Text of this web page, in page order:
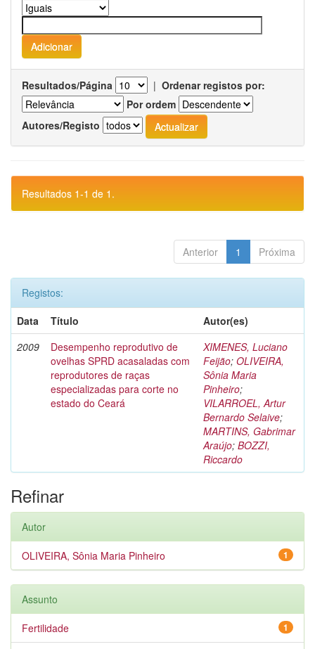
Resultados/Página | Ordenar registos por:
Por ordem
Autores/Registo
Resultados 1-1 de 1.
Anterior 1 Próxima
Registos:
Data
Título
Autor(es)
2009
Desempenho reprodutivo de
ovelhas SPRD acasaladas com
reprodutores de raças
especializadas para corte no
estado do Ceará
XIMENES, Luciano
Feijão; OLIVEIRA,
Sônia Maria
Pinheiro;
VILARROEL, Artur
Bernardo Selaive;
MARTINS, Gabrimar
Araújo; BOZZI,
Riccardo
Refinar
Autor
1
OLIVEIRA, Sônia Maria Pinheiro
Assunto
1
Fertilidade